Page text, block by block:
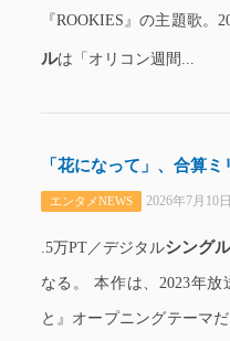
『ROOKIES』の主題歌。
ルは「オリコン週間...
「花になって」、合算
エンタメNEWS 2026年7月10
.5万PT／デジタルシングル
なる。 本作は、2023年
と』オープニングテーマ